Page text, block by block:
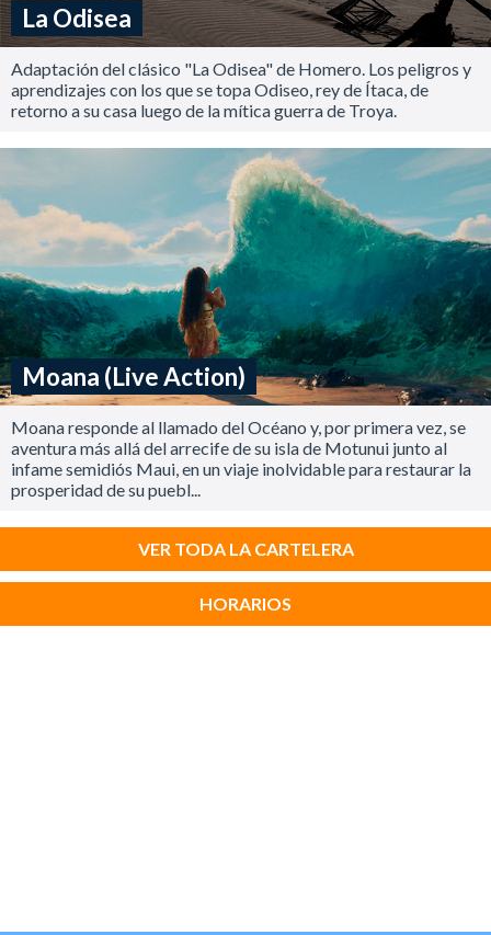
La Odisea
Adaptación del clásico "La Odisea" de Homero. Los peligros y
aprendizajes con los que se topa Odiseo, rey de Ítaca, de
retorno a su casa luego de la mítica guerra de Troya.
Moana (Live Action)
Moana responde al llamado del Océano y, por primera vez, se
aventura más allá del arrecife de su isla de Motunui junto al
infame semidiós Maui, en un viaje inolvidable para restaurar la
prosperidad de su puebl...
VER TODA LA CARTELERA
HORARIOS